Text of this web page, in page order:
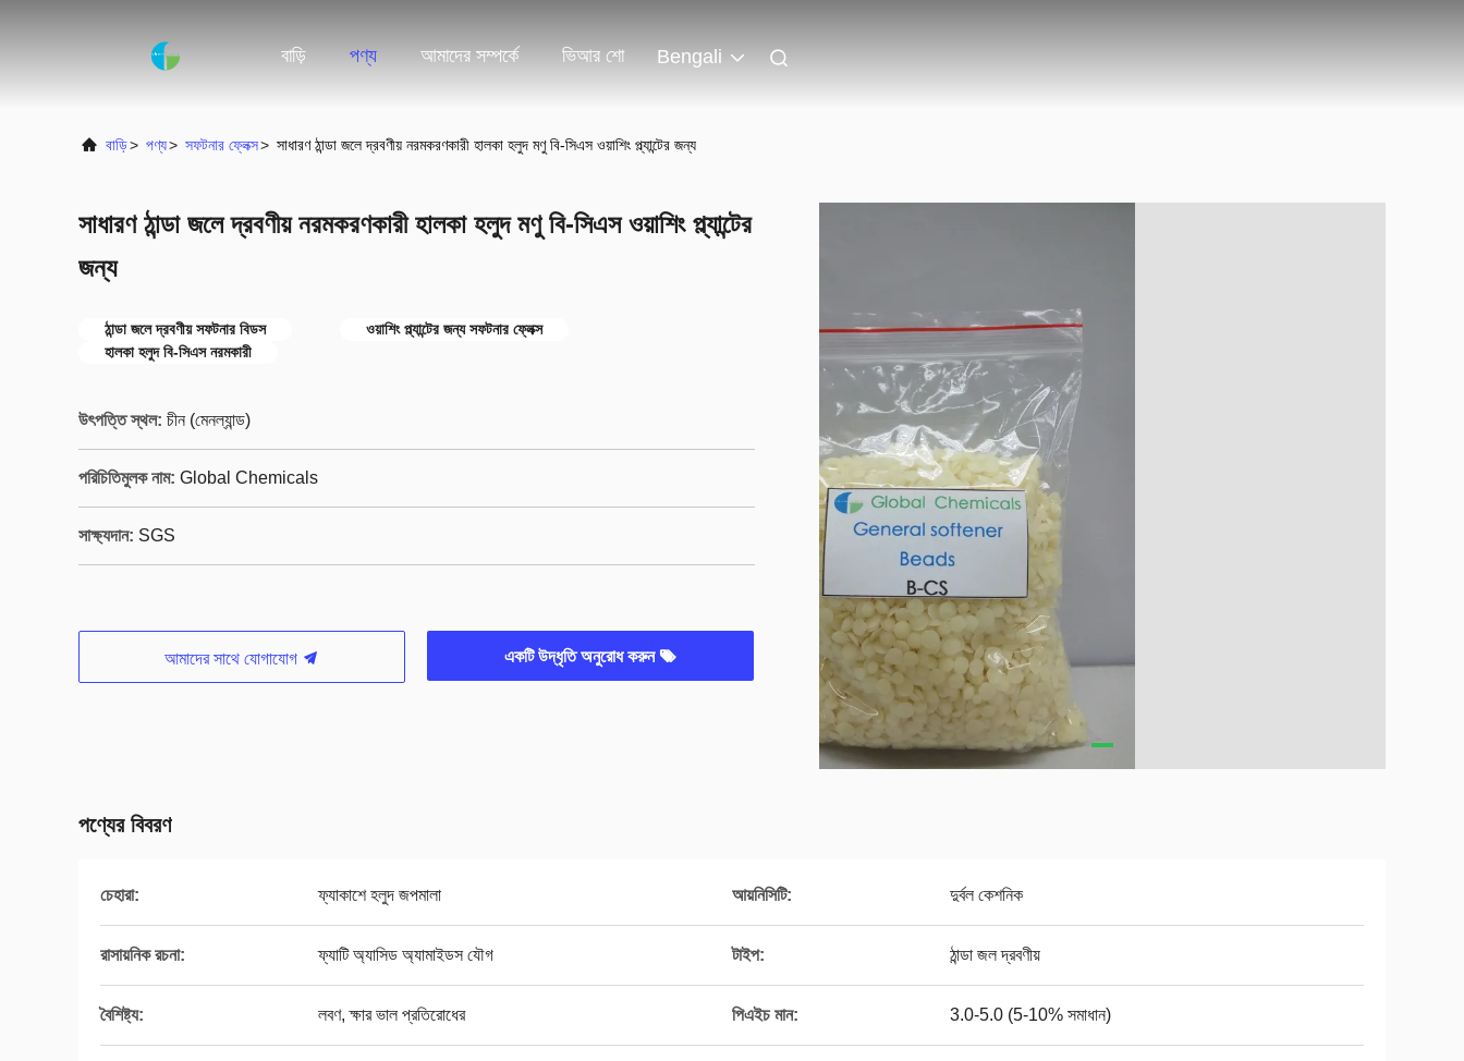
বাড়ি পণ্য আমাদের সম্পর্কে ভিআর শো Bengali
বাড়ি> পণ্য> সফটনার ফ্লেক্স> সাধারণ ঠান্ডা জলে দ্রবণীয় নরমকরণকারী হালকা হলুদ মণু বি-সিএস ওয়াশিং প্ল্যান্টের জন্য
সাধারণ ঠান্ডা জলে দ্রবণীয় নরমকরণকারী হালকা হলুদ মণু বি-সিএস ওয়াশিং প্ল্যান্টের
জন্য
ঠান্ডা জলে দ্রবণীয় সফটনার বিডস
ওয়াশিং প্ল্যান্টের জন্য সফটনার ফ্লেক্স
হালকা হলুদ বি-সিএস নরমকারী
উৎপত্তি স্থল: চীন (মেনল্যান্ড)
পরিচিতিমুলক নাম: Global Chemicals
সাক্ষ্যদান: SGS
আমাদের সাথে যোগাযোগ একটি উদ্ধৃতি অনুরোধ করুন
পণ্যের বিবরণ
চেহারা: ফ্যাকাশে হলুদ জপমালা আয়নিসিটি: দুর্বল কেশনিক
রাসায়নিক রচনা: ফ্যাটি অ্যাসিড অ্যামাইডস যৌগ টাইপ: ঠান্ডা জল দ্রবণীয়
বৈশিষ্ট্য: লবণ, ক্ষার ভাল প্রতিরোধের পিএইচ মান: 3.0-5.0 (5-10% সমাধান)